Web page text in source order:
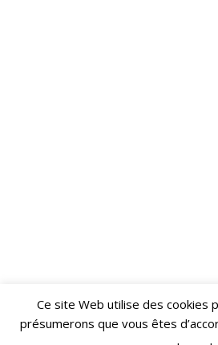
Restez informé·e des dernières
Ce site Web utilise des cookies
présumerons que vous êtes